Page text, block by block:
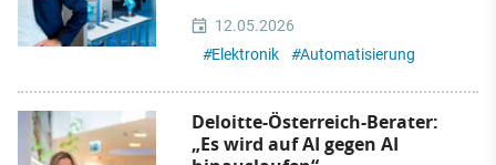
12.05.2026
#Elektronik #Automatisierung
Deloitte-Österreich-Berater:
„Es wird auf AI gegen AI